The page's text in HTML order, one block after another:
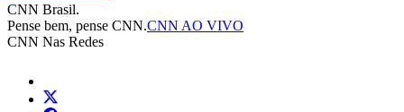
CNN Brasil.
Pense bem, pense CNN.CNN AO VIVO
CNN Nas Redes